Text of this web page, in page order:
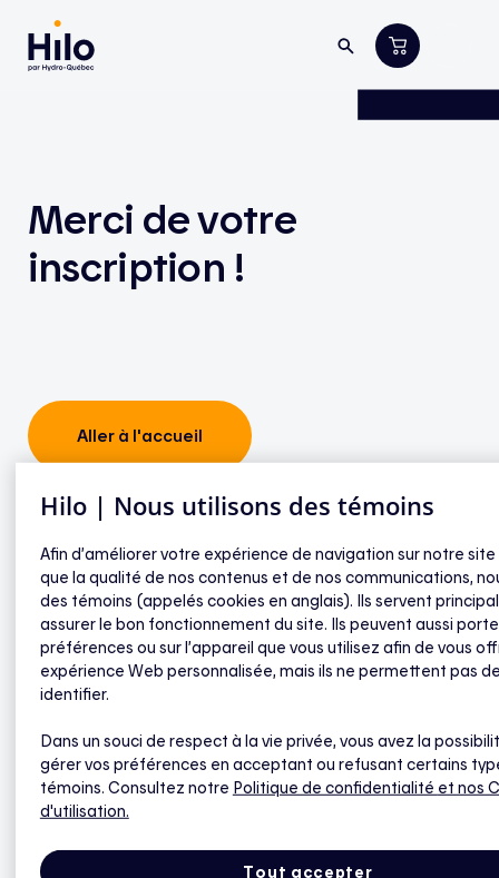
Merci de votre
inscription !
Aller à l'accueil
Hilo | Nous utilisons des témoins
Afin d’améliorer votre expérience de navigation sur notre site
que la qualité de nos contenus et de nos communications,
des témoins (appelés cookies en anglais). Ils servent
assurer le bon fonctionnement du site. Ils peuvent aussi
préférences ou sur l’appareil que vous utilisez afin de vous
expérience Web personnalisée, mais ils ne permettent pas
identifier.
Dans un souci de respect à la vie privée, vous avez la
gérer vos préférences en acceptant ou refusant certains
témoins. Consultez notre Politique de confidentialité et nos
d'utilisation.
Tout accepter